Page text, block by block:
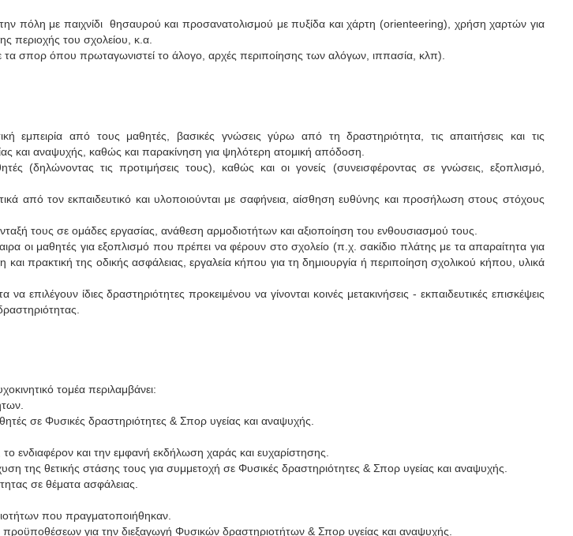
πόλη με παιχνίδι θησαυρού και προσανατολισμού με πυξίδα και χάρτη (orienteering), χρήση χαρτών για
περιοχής του σχολείου, κ.α.
τα σπορ όπου πρωταγωνιστεί το άλογο, αρχές περιποίησης των αλόγων, ιππασία, κλπ).
εμπειρία από τους μαθητές, βασικές γνώσεις γύρω από τη δραστηριότητα, τις απαιτήσεις και τις
και αναψυχής, καθώς και παρακίνηση για ψηλότερη ατομική απόδοση.
(δηλώνοντας τις προτιμήσεις τους), καθώς και οι γονείς (συνεισφέροντας σε γνώσεις, εξοπλισμό,
από τον εκπαιδευτικό και υλοποιούνται με σαφήνεια, αίσθηση ευθύνης και προσήλωση στους στόχους
τους σε ομάδες εργασίας, ανάθεση αρμοδιοτήτων και αξιοποίηση του ενθουσιασμού τους.
οι μαθητές για εξοπλισμό που πρέπει να φέρουν στο σχολείο (π.χ. σακίδιο πλάτης με τα απαραίτητα για
πρακτική της οδικής ασφάλειας, εργαλεία κήπου για τη δημιουργία ή περιποίηση σχολικού κήπου, υλικά
επιλέγουν ίδιες δραστηριότητες προκειμένου να γίνονται κοινές μετακινήσεις - εκπαιδευτικές επισκέψεις
τομέα περιλαμβάνει:
σε Φυσικές δραστηριότητες & Σπορ υγείας και αναψυχής.
ενδιαφέρον και την εμφανή εκδήλωση χαράς και ευχαρίστησης.
της θετικής στάσης τους για συμμετοχή σε Φυσικές δραστηριότητες & Σπορ υγείας και αναψυχής.
σε θέματα ασφάλειας.
που πραγματοποιήθηκαν.
για την διεξαγωγή Φυσικών δραστηριοτήτων & Σπορ υγείας και αναψυχής.